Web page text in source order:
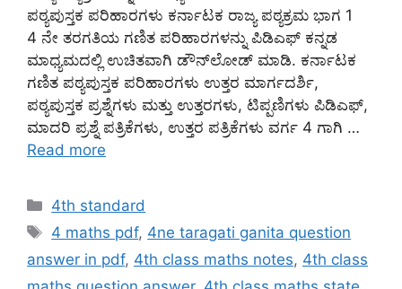
ಪಠ್ಯಪುಸ್ತಕ ಪರಿಹಾರಗಳು ಕರ್ನಾಟಕ ರಾಜ್ಯ ಪಠ್ಯಕ್ರಮ ಭಾಗ 1
4 ನೇ ತರಗತಿಯ ಗಣಿತ ಪರಿಹಾರಗಳನ್ನು ಪಿಡಿಎಫ್ ಕನ್ನಡ
ಮಾಧ್ಯಮದಲ್ಲಿ ಉಚಿತವಾಗಿ ಡೌನ್‌ಲೋಡ್ ಮಾಡಿ. ಕರ್ನಾಟಕ
ಗಣಿತ ಪಠ್ಯಪುಸ್ತಕ ಪರಿಹಾರಗಳು ಉತ್ತರ ಮಾರ್ಗದರ್ಶಿ,
ಪಠ್ಯಪುಸ್ತಕ ಪ್ರಶ್ನೆಗಳು ಮತ್ತು ಉತ್ತರಗಳು, ಟಿಪ್ಪಣಿಗಳು ಪಿಡಿಎಫ್,
ಮಾದರಿ ಪ್ರಶ್ನೆ ಪತ್ರಿಕೆಗಳು, ಉತ್ತರ ಪತ್ರಿಕೆಗಳು ವರ್ಗ 4 ಗಾಗಿ …
Read more
Categories
4th standard
Tags
4 maths pdf, 4ne taragati ganita question
answer in pdf, 4th class maths notes, 4th class